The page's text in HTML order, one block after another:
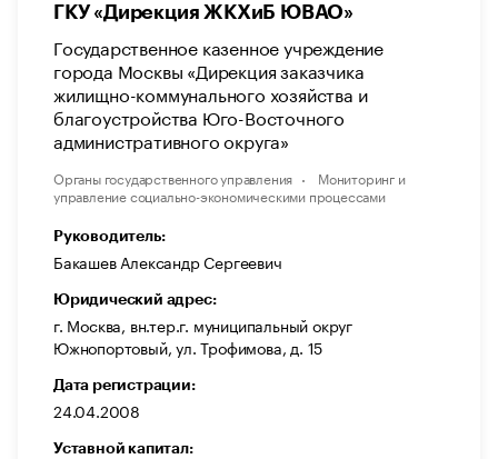
ГКУ «Дирекция ЖКХиБ ЮВАО»
Государственное казенное учреждение
города Москвы «Дирекция заказчика
жилищно-коммунального хозяйства и
благоустройства Юго-Восточного
административного округа»
Органы государственного управления
Мониторинг и
управление социально-экономическими процессами
Руководитель:
Бакашев Александр Сергеевич
Юридический адрес:
г. Москва, вн.тер.г. муниципальный округ
Южнопортовый, ул. Трофимова, д. 15
Дата регистрации:
24.04.2008
Уставной капитал: